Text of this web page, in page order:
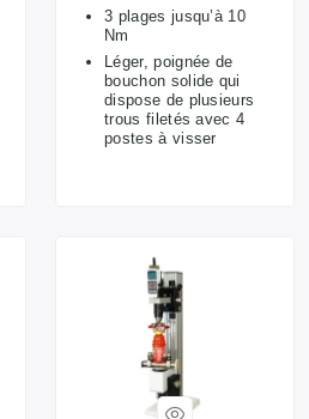
3 plages jusqu’à 10
Nm
Léger, poignée de
bouchon solide qui
dispose de plusieurs
trous filetés avec 4
postes à visser